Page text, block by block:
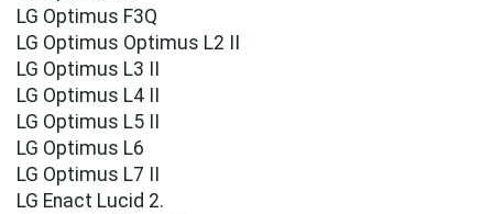
LG Optimus F3Q
LG Optimus Optimus L2 II
LG Optimus L3 II
LG Optimus L4 II
LG Optimus L5 II
LG Optimus L6
LG Optimus L7 II
LG Enact Lucid 2.